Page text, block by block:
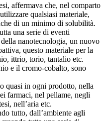
affermava che, nel comparto
qualsiasi materiale,
di un minimo di solubilità.
una serie di eventi
nanotecnologia, un nuovo
questo materiale per la
ittrio, torio, tantalio etc.
e il cromo-cobalto, sono
quasi in ogni prodotto, nella
farmaci, nel pellame, negli
nell’aria etc.
tutto, dall’ambiente agli